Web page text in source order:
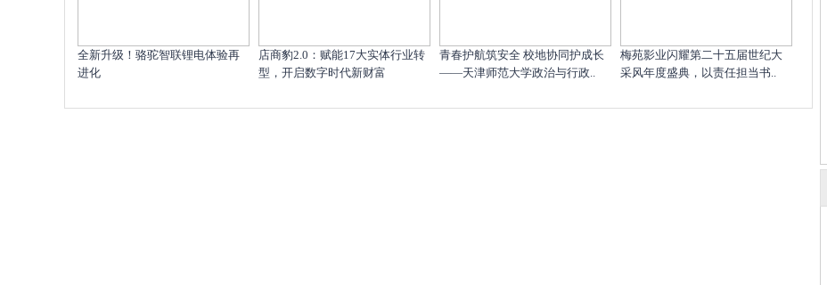
全新升级！骆驼智联锂电体验再
进化
店商豹2.0：赋能17大实体行业转
型，开启数字时代新财富
青春护航筑安全 校地协同护成长
——天津师范大学政治与行政..
梅苑影业闪耀第二十五届世纪大
采风年度盛典，以责任担当书..